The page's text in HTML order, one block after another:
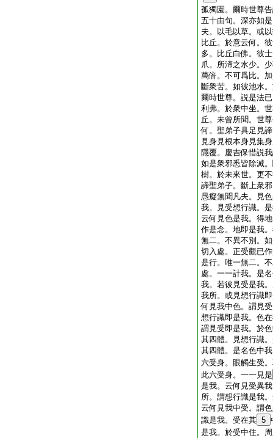
孤獨園。爾時世尊
五十由旬。深亦如
夫。以毛以草。或
比丘。於意云何。
多。比丘白佛。彼
爪。所渧之水少。
萬倍。不可爲比。
斷衆苦。如彼池水
爾時世尊。説是法
利弗。於衆中坐。
丘。未曾所聞。世
何。聖弟子具足見
見身見根本身見集
隱覆。慶吉保惜説
如是衆邪悉皆除滅
樹。於未來世。更
諦聖弟子。斷上衆
愚癡無聞凡夫。見
我。見受想行識。
云何見色是我。得
作是念。地即是我
無二。不異不別。
切入處。正受觀已
是行。唯一無二。
處。一一計我。是
我。若彼見受是我
我所。或見想行識
何見我中色。謂見
想行識即是我。色
謂見受即是我。於
其四體。見想行識
其四體。是名色中
六受身。眼觸生受
此六受身。一一見是
是我。云何見受異
所。謂想行識是我
云何見我中受。謂
識是我。受在其 5
是我。於受中住。